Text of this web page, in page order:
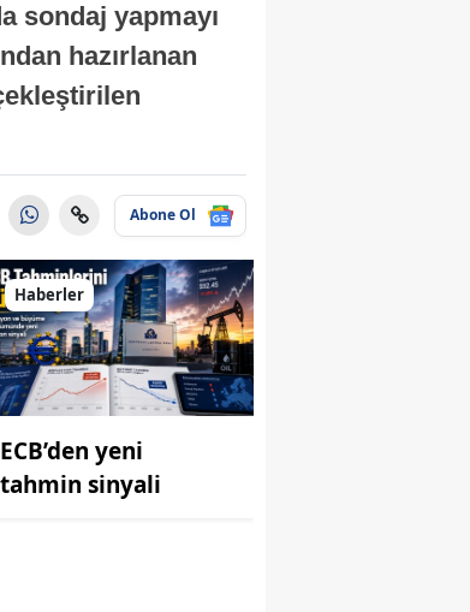
sondaj yapmayı
hazırlanan
Abone Ol
Haberler
ECB’den yeni
tahmin sinyali